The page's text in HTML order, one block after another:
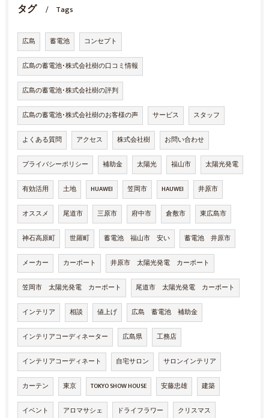
タグ Tags
広島 蓄電池 コンセプト
広島の蓄電池･株式会社樹の口コミ情報
広島の蓄電池･株式会社樹の評判
広島の蓄電池･株式会社樹のお客様の声 サービス スタッフ
よくある質問 アクセス 株式会社樹 お問い合わせ
プライバシーポリシー 補助金 太陽光 福山市 太陽光発電
有効活用 土地 HUAWEI 笠岡市 HAUWEI 井原市
オススメ 尾道市 三原市 府中市 倉敷市 東広島市
神石高原町 世羅町 蓄電池 福山市 安い 蓄電池 井原市
メーカー カーポート 井原市 太陽光発電 カーポート
笠岡市 太陽光発電 カーポート 尾道市 太陽光発電 カーポート
インテリア 相談 値上げ 広島 蓄電池 補助金
インテリアコーディネーター 広島県 工務店
インテリアコーディネート 自宅サロン サロンインテリア
カーテン 東京 TOKYO SHOW HOUSE 安藤忠雄 建築
イベント アロマサシェ ドライフラワー クリスマス